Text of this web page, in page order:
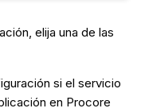
elija una de las
si el servicio
en Procore